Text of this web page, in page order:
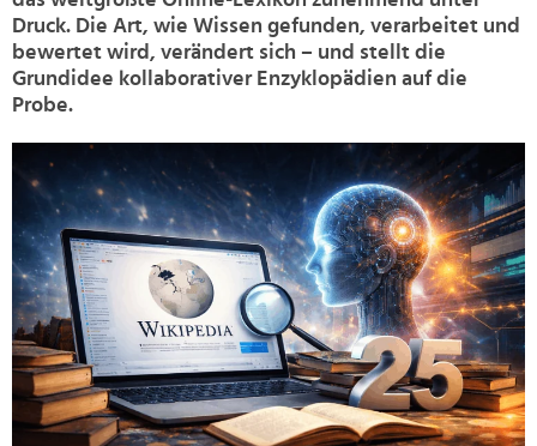
Druck. Die Art, wie Wissen gefunden, verarbeitet und
bewertet wird, verändert sich – und stellt die
Grundidee kollaborativer Enzyklopädien auf die
Probe.